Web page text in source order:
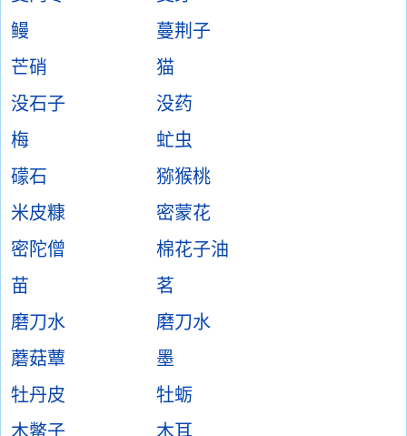
鳗
蔓荆子
芒硝
猫
没石子
没药
梅
虻虫
礞石
猕猴桃
米皮糠
密蒙花
密陀僧
棉花子油
苗
茗
磨刀水
磨刀水
蘑菇蕈
墨
牡丹皮
牡蛎
木鳖子
木耳